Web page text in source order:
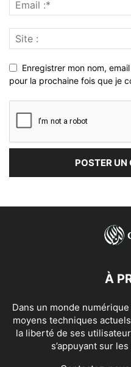
Enregistrer mon nom,
pour la prochaine fois que je
À
Dans un monde
moyens techniques
la liberté de ses
s’appuyant sur